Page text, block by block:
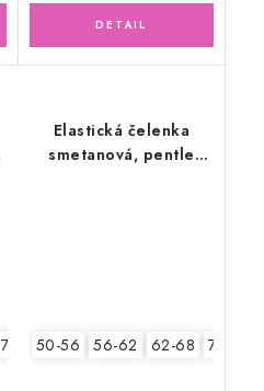
74-86
Elastická čelenka
smetanová, pentle
50-56 56-62 62-68 74-86